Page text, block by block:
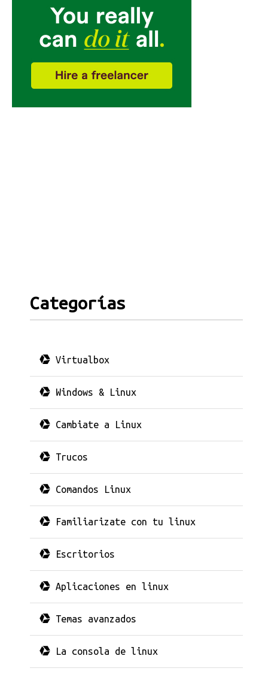
Categorías
Virtualbox
Windows & Linux
Cambiate a Linux
Trucos
Comandos Linux
Familiarizate con tu linux
Escritorios
Aplicaciones en linux
Temas avanzados
La consola de linux